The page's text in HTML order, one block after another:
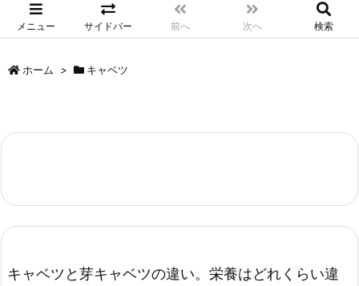
メニュー サイドバー 前へ 次へ 検索
ホーム > キャベツ
キャベツと芽キャベツの違い。栄養はどれくらい違